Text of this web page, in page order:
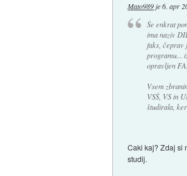
Mato989 je6. apr
Še enkrat
ima naziv
faks, čeprav
programu...
opravljen
Vsem
VSŠ, VS in
študirala,
Caki kaj? Zdaj si
studij.